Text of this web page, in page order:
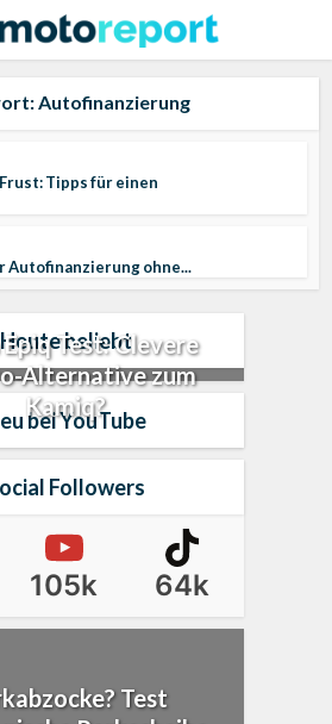
Autofinanzierung
Tipps für einen
Autofinanzierung ohne...
Heute beliebt
Epiq Test: Clevere
Alternative zum
Kamiq?
bei YouTube
Followers
105k 64k
Test